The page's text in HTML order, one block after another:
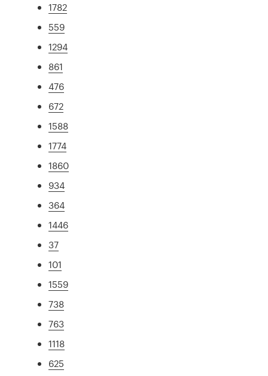
1782
559
1294
861
476
672
1588
1774
1860
934
364
1446
37
101
1559
738
763
1118
625